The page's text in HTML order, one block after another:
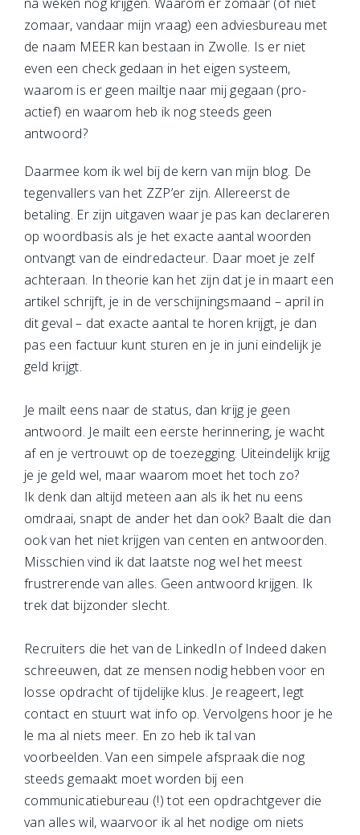
zomaar, vandaar mijn vraag) een adviesbureau met
de naam MEER kan bestaan in Zwolle. Is er niet
even een check gedaan in het eigen systeem,
waarom is er geen mailtje naar mij gegaan (pro-
actief) en waarom heb ik nog steeds geen
antwoord?
Daarmee kom ik wel bij de kern van mijn blog. De
tegenvallers van het ZZP’er zijn. Allereerst de
betaling. Er zijn uitgaven waar je pas kan declareren
op woordbasis als je het exacte aantal woorden
ontvangt van de eindredacteur. Daar moet je zelf
achteraan. In theorie kan het zijn dat je in maart een
artikel schrijft, je in de verschijningsmaand – april in
dit geval – dat exacte aantal te horen krijgt, je dan
pas een factuur kunt sturen en je in juni eindelijk je
geld krijgt.
Je mailt eens naar de status, dan krijg je geen
antwoord. Je mailt een eerste herinnering, je wacht
af en je vertrouwt op de toezegging. Uiteindelijk krijg
je je geld wel, maar waarom moet het toch zo?
Ik denk dan altijd meteen aan als ik het nu eens
omdraai, snapt de ander het dan ook? Baalt die dan
ook van het niet krijgen van centen en antwoorden.
Misschien vind ik dat laatste nog wel het meest
frustrerende van alles. Geen antwoord krijgen. Ik
trek dat bijzonder slecht.
Recruiters die het van de LinkedIn of Indeed daken
schreeuwen, dat ze mensen nodig hebben voor en
losse opdracht of tijdelijke klus. Je reageert, legt
contact en stuurt wat info op. Vervolgens hoor je he
le ma al niets meer. En zo heb ik tal van
voorbeelden. Van een simpele afspraak die nog
steeds gemaakt moet worden bij een
communicatiebureau (!) tot een opdrachtgever die
van alles wil, waarvoor ik al het nodige om niets